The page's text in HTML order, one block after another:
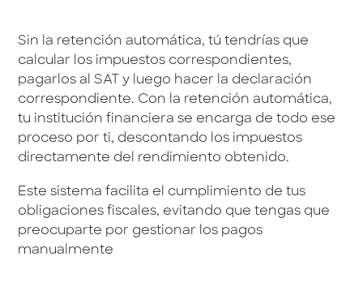
Sin la retención automática, tú tendrías que
calcular los impuestos correspondientes,
pagarlos al SAT y luego hacer la declaración
correspondiente. Con la retención automática,
tu institución financiera se encarga de todo ese
proceso por ti, descontando los impuestos
directamente del rendimiento obtenido.
Este sistema facilita el cumplimiento de tus
obligaciones fiscales, evitando que tengas que
preocuparte por gestionar los pagos
manualmente